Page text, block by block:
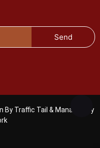
Send
By Traffic Tail & Managed By